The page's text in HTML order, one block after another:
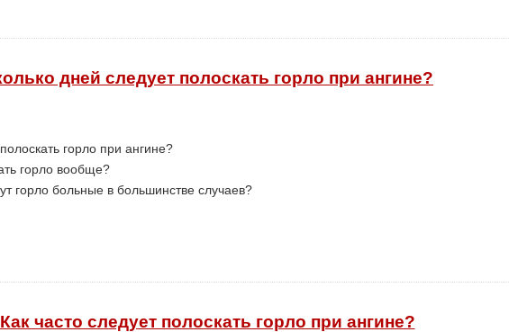
дней следует полоскать горло при ангине?
горло при ангине?
горло вообще?
горло больные в большинстве случаев?
Как часто следует полоскать горло при ангине?